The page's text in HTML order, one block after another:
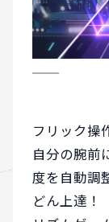
フリック操
自分の腕前
度を自動調
どん上達！